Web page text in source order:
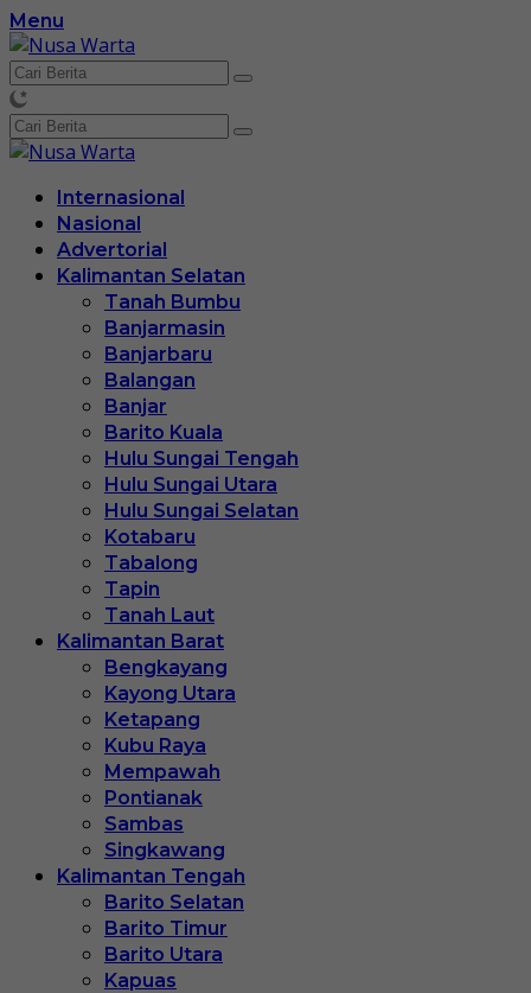
Langsung
ke
konten
Menu
Internasional
Nasional
Advertorial
Kalimantan Selatan
Tanah Bumbu
Banjarmasin
Banjarbaru
Balangan
Banjar
Barito Kuala
Hulu Sungai Tengah
Hulu Sungai Utara
Hulu Sungai Selatan
Kotabaru
Tabalong
Tapin
Tanah Laut
Kalimantan Barat
Bengkayang
Kayong Utara
Ketapang
Kubu Raya
Mempawah
Pontianak
Sambas
Singkawang
Kalimantan Tengah
Barito Selatan
Barito Timur
Barito Utara
Kapuas